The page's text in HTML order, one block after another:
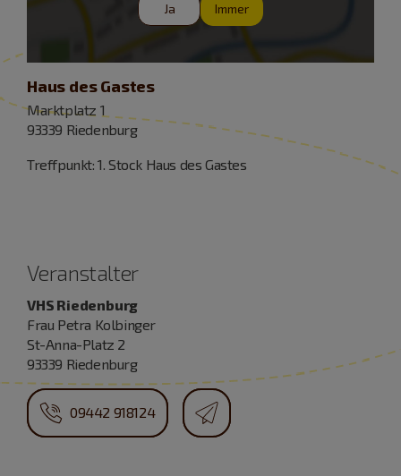
Ja Immer
Haus des Gastes
Marktplatz 1
93339 Riedenburg
Treffpunkt: 1. Stock Haus des Gastes
Veranstalter
VHS Riedenburg
Frau Petra Kolbinger
St-Anna-Platz 2
93339 Riedenburg
09442 918124